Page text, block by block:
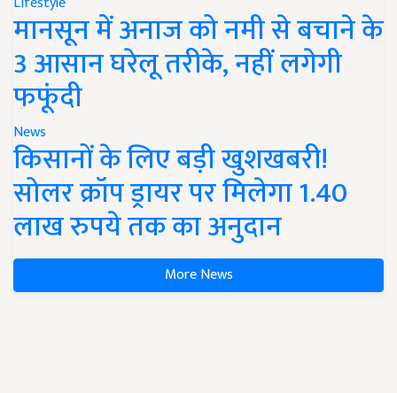
मानसून में अनाज को नमी से बचाने के
3 आसान घरेलू तरीके, नहीं लगेगी
फफूंदी
News
किसानों के लिए बड़ी खुशखबरी!
सोलर क्रॉप ड्रायर पर मिलेगा 1.40
लाख रुपये तक का अनुदान
More News